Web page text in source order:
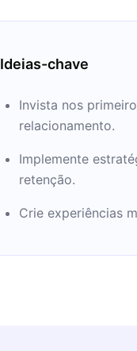
Ideias-chave
Invista nos
relacionamento.
Implemente
retenção.
Crie experiências